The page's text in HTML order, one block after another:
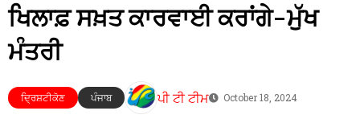
ਖਿਲਾਫ਼ ਸਖ਼ਤ ਕਾਰਵਾਈ ਕਰਾਂਗੇ-ਮੁੱਖ
ਮੰਤਰੀ
ਦ੍ਰਿਸ਼ਟੀਕੋਣ ਪੰਜਾਬ ਪੀ ਟੀ ਟੀਮ October 18, 2024